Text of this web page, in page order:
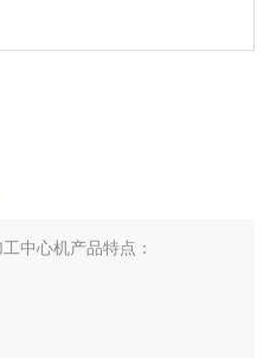
中心机产品特点：